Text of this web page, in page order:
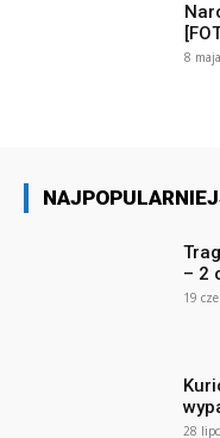
8
– 2
19
28